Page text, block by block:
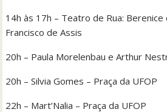
14h às 17h – Teatro de Rua: Berenice
Francisco de Assis
20h – Paula Morelenbau e Arthur
20h – Silvia Gomes – Praça da UFOP
22h – Mart’Nalia – Praça da UFOP